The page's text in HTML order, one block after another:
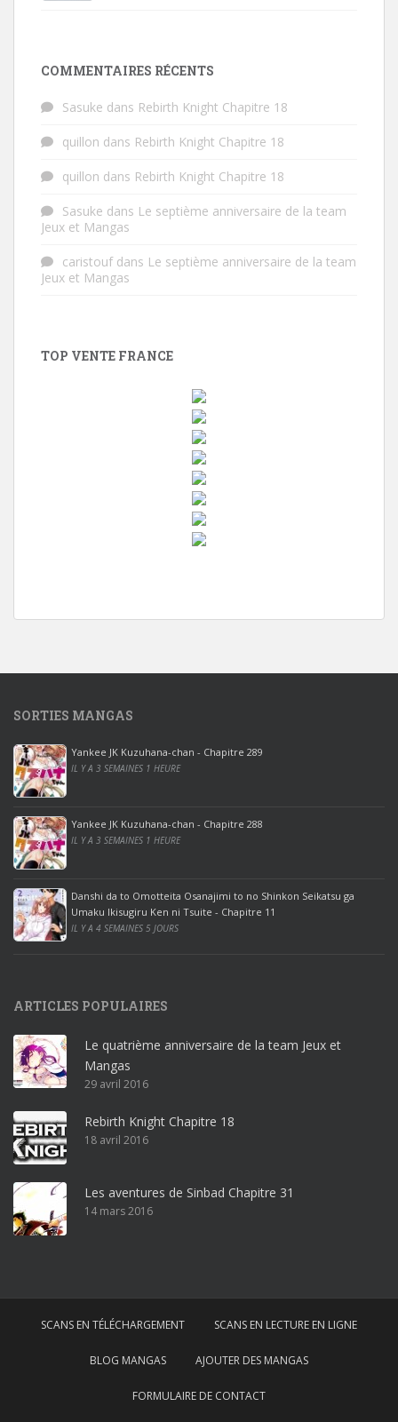
COMMENTAIRES RÉCENTS
Sasuke dans Rebirth Knight Chapitre 18
quillon dans Rebirth Knight Chapitre 18
quillon dans Rebirth Knight Chapitre 18
Sasuke dans Le septième anniversaire de la team
Jeux et Mangas
caristoufdans Le septième anniversaire de la team
Jeux et Mangas
TOP VENTE FRANCE
d
0
p
r
o
o
ff
i
c
e
2
0
1
r
o
ff
i
c
e
3
r
d
SORTIES MANGAS
Yankee JK Kuzuhana-chan - Chapitre 289
IL Y A 3 SEMAINES 1 HEURE
Yankee JK Kuzuhana-chan - Chapitre 288
IL Y A 3 SEMAINES 1 HEURE
Danshi da to Omotteita Osanajimi to no Shinkon Seikatsu ga
Umaku Ikisugiru Ken ni Tsuite - Chapitre 11
IL Y A 4 SEMAINES 5 JOURS
ARTICLES POPULAIRES
Le quatrième anniversaire de la team Jeux et
Mangas
29 avril 2016
Rebirth Knight Chapitre 18
18 avril 2016
Les aventures de Sinbad Chapitre 31
14 mars 2016
SCANS EN TÉLÉCHARGEMENT SCANS EN LECTURE EN LIGNE
BLOG MANGAS AJOUTER DES MANGAS
FORMULAIRE DE CONTACT